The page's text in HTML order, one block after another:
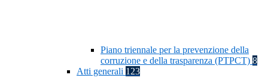
Piano triennale per la prevenzione della
corruzione e della trasparenza (PTPCT) 8
Atti generali 123